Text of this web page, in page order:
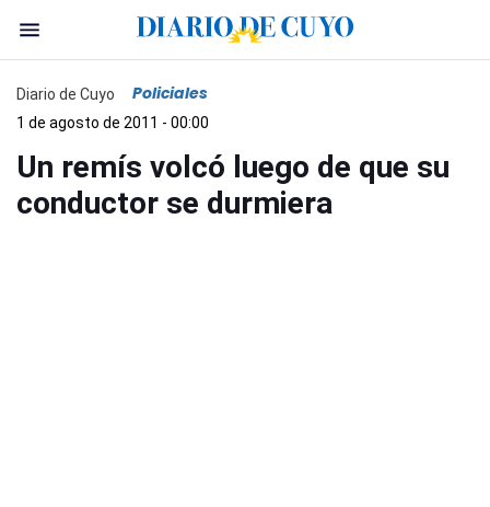
Diario de Cuyo Policiales
1 de agosto de 2011 - 00:00
Un remís volcó luego de que su
conductor se durmiera